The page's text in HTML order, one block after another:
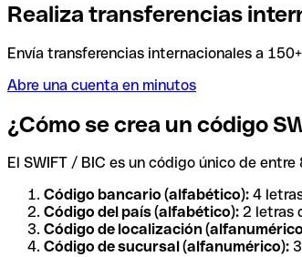
Realiza transferencias
Envía transferencias internacionales a
Abre una cuenta en minutos
¿Cómo se crea un código
El SWIFT / BIC es un código único de
Código bancario (alfabético): 4
Código del país (alfabético): 2 letras
Código de localización
Código de sucursal (alfanumérico):